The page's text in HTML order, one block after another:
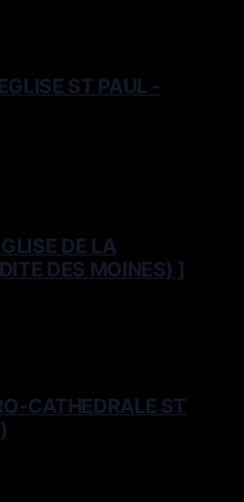
ST PAUL -
DE LA
DES MOINES) ]
CATHEDRALE ST